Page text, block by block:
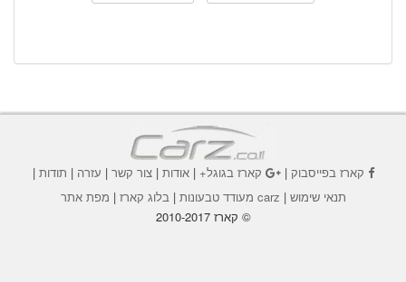
קארז בפייסבוק| קארז בגוגל+|אודות |צור קשר | עזרה | תודות |
תנאי שימוש | carz מעודד טבעונות | בלוג קארז | מפת אתר
© קארז 2010-2017